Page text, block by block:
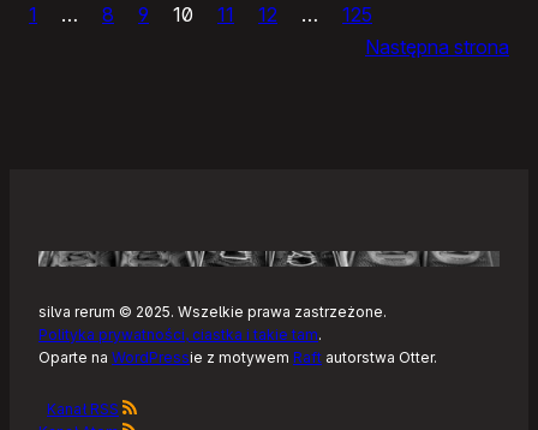
1
… 8 9 10 11 12 …
125
Następna strona
silva rerum © 2025. Wszelkie prawa zastrzeżone.
Polityka prywatności, ciastka i takie tam.
Oparte na WordPressie z motywem Raft autorstwa Otter.
Kanał RSS